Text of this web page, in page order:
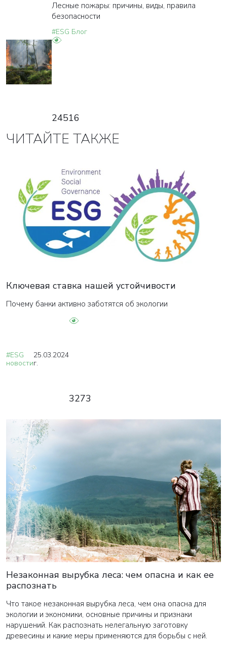
Лесные пожары: причины, виды, правила
безопасности
#ESG Блог
24516
ЧИТАЙТЕ ТАКЖЕ
Ключевая ставка нашей устойчивости
Почему банки активно заботятся об экологии
#ESG
новости
25.03.2024
г.
3273
Незаконная вырубка леса: чем опасна и как ее
распознать
Что такое незаконная вырубка леса, чем она опасна для
экологии и экономики, основные причины и признаки
нарушений. Как распознать нелегальную заготовку
древесины и какие меры применяются для борьбы с ней.